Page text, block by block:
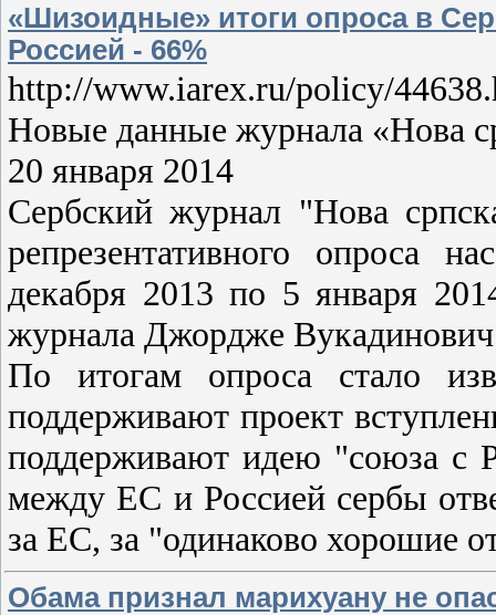
«Шизоидные» итоги опроса в
Россией - 66%
http://www.iarex.ru/policy/
Новые данные журнала «Нова
20 января 2014
Сербский журнал "Нова
репрезентативного опроса
декабря 2013 по 5 января
журнала Джордже
По итогам опроса стало
поддерживают проект
поддерживают идею "союза с
между ЕС и Россией сербы
за ЕС, за "одинаково хорошие
Обама признал марихуану не